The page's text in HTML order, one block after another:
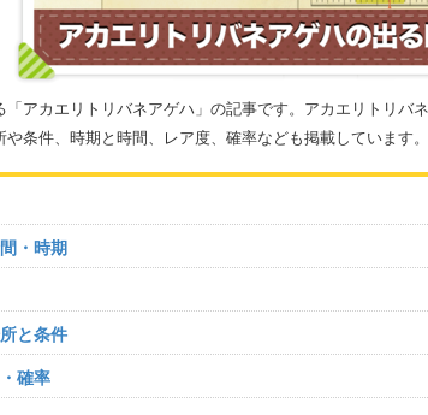
「アカエリトリバネアゲハ」の記事です。アカエリトリバ
条件、時期と時間、レア度、確率なども掲載しています。
・時期
と条件
確率